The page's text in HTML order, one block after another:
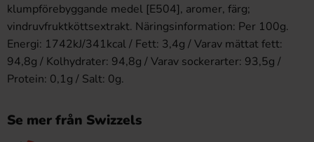
klumpförebyggande medel [E504], aromer, färg;
vindruvfruktköttsextrakt. Näringsinformation: Per 100g.
Energi: 1742kJ/341kcal / Fett: 3,4g / Varav mättat fett:
94,8g / Kolhydrater: 94,8g / Varav sockerarter: 93,5g /
Protein: 0,1g / Salt: 0g.
Se mer från Swizzels